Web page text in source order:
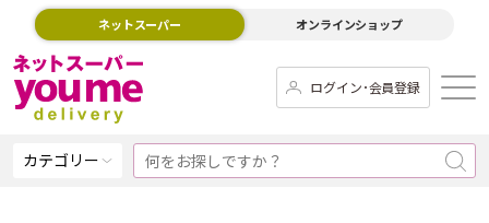
ネットスーパー オンラインショップ
ログイン･会員登録
カテゴリー